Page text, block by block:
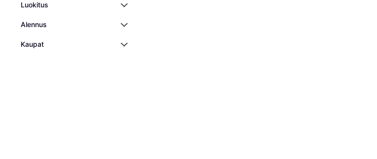
Luokitus
Alennus
Kaupat